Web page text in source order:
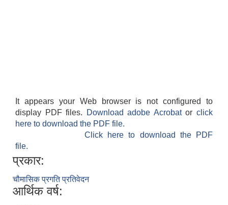
It appears your Web browser is not configured to
display PDF files.
Download adobe Acrobatorclick
here to download the PDF file.
Click here to download the PDF
file.
प्रकार:
चौमासिक प्रगति प्रतिवेदन
आर्थिक वर्ष: